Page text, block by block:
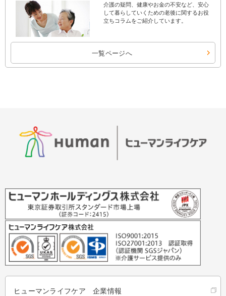
介護の疑問、健康やお金の不安など、安心
して暮らしていくための老後に関するお役
立ちコラムをご紹介しています。
一覧ページへ
ヒューマンライフケア 企業情報